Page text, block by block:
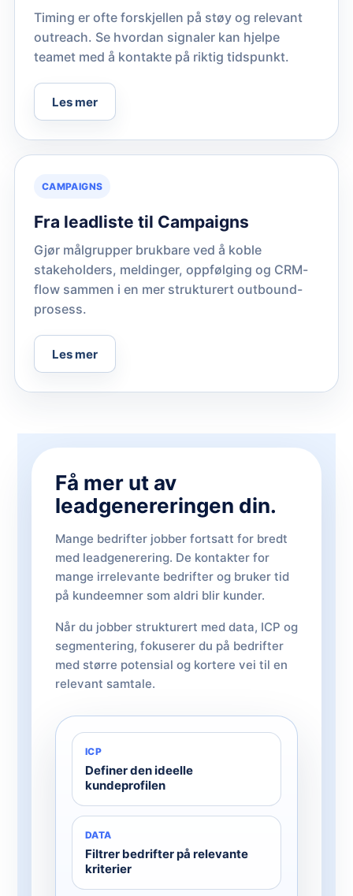
Timing er ofte forskjellen på støy og relevant
outreach. Se hvordan signaler kan hjelpe
teamet med å kontakte på riktig tidspunkt.
Les mer
CAMPAIGNS
Fra leadliste til Campaigns
Gjør målgrupper brukbare ved å koble
stakeholders, meldinger, oppfølging og CRM-
flow sammen i en mer strukturert outbound-
prosess.
Les mer
Få mer ut av
leadgenereringen din.
Mange bedrifter jobber fortsatt for bredt
med leadgenerering. De kontakter for
mange irrelevante bedrifter og bruker tid
på kundeemner som aldri blir kunder.
Når du jobber strukturert med data, ICP og
segmentering, fokuserer du på bedrifter
med større potensial og kortere vei til en
relevant samtale.
ICP
Definer den ideelle
kundeprofilen
DATA
Filtrer bedrifter på relevante
kriterier